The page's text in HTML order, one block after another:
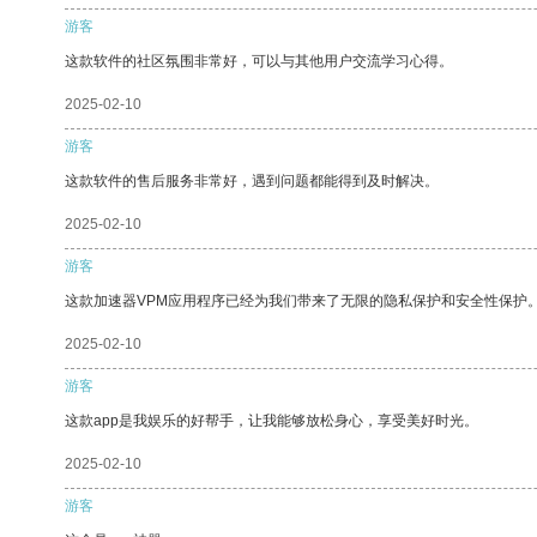
游客
这款软件的社区氛围非常好，可以与其他用户交流学习心得。
2025-02-10
游客
这款软件的售后服务非常好，遇到问题都能得到及时解决。
2025-02-10
游客
这款加速器VPM应用程序已经为我们带来了无限的隐私保护和安全性保护
2025-02-10
游客
这款app是我娱乐的好帮手，让我能够放松身心，享受美好时光。
2025-02-10
游客